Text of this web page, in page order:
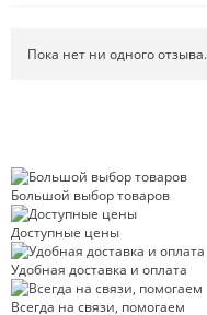
Пока нет ни одного отзыва.
Большой выбор товаров
Доступные цены
Удобная доставка и оплата
Всегда на связи, помогаем